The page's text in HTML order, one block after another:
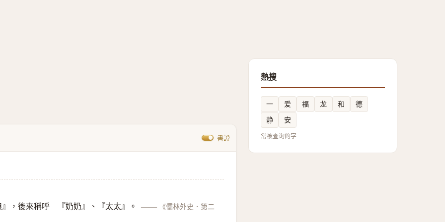
書證
，後來稱呼 『奶奶』、『太太』。 —— 《儒林外史．第二
熱搜
一 爱 福 龙 和
德
静
安
常被查询的字